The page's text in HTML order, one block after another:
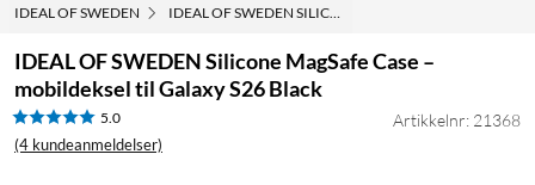
IDEAL OF SWEDEN IDEAL OF SWEDEN SILICONE MAGSAFE CASE –
IDEAL OF SWEDEN Silicone MagSafe Case –
mobildeksel til Galaxy S26 Black
5.0
(4 kundeanmeldelser)
Artikkelnr: 21368